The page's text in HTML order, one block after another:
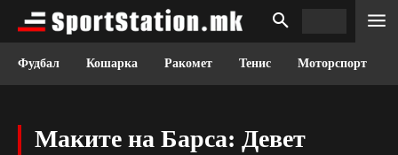
Фудбал Кошарка Ракомет Тенис Моторспорт
Маките на Барса: Девет